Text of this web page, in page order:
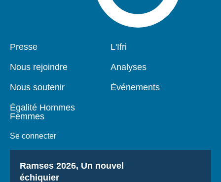
Pied
Presse
Nous rejoindre
Nous soutenir
Égalité Hommes
Femmes
Se connecter
Navigation
L'Ifri
Analyses
Événements
Titre
Ramses 2026, Un nouvel
échiquier